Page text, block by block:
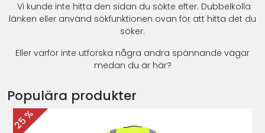
Vi kunde inte hitta den sidan du sökte efter. Dubbelkolla
länken eller använd sökfunktionen ovan för att hitta det du
söker.
Eller varför inte utforska några andra spännande vägar
medan du är här?
Populära produkter
25 %